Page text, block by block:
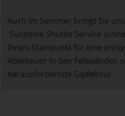
Auch im Sommer bringt Sie
Sunshine Shuttle Service
Ihrem Startpunkt für eine
Abenteuer in den Felswänden
herausfordernde Gipfeltour.